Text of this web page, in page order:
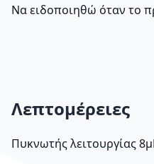
Να ειδοποιηθώ όταν το
Λεπτομέρειες
Πυκνωτής λειτουργίας